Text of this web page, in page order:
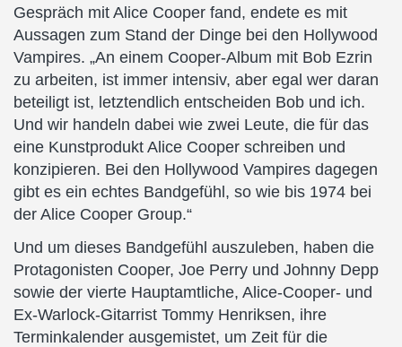
Gespräch mit Alice Cooper fand, endete es mit
Aussagen zum Stand der Dinge bei den Hollywood
Vampires. „An einem Cooper-Album mit Bob Ezrin
zu arbeiten, ist immer intensiv, aber egal wer daran
beteiligt ist, letztendlich entscheiden Bob und ich.
Und wir handeln dabei wie zwei Leute, die für das
eine Kunstprodukt Alice Cooper schreiben und
konzipieren. Bei den Hollywood Vampires dagegen
gibt es ein echtes Bandgefühl, so wie bis 1974 bei
der Alice Cooper Group.“
Und um dieses Bandgefühl auszuleben, haben die
Protagonisten Cooper, Joe Perry und Johnny Depp
sowie der vierte Hauptamtliche, Alice-Cooper- und
Ex-Warlock-Gitarrist Tommy Henriksen, ihre
Terminkalender ausgemistet, um Zeit für die